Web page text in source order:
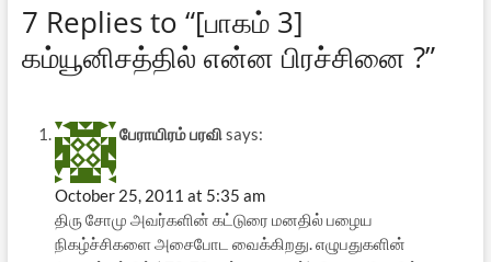
7 Replies to “[பாகம் 3]
கம்யூனிசத்தில் என்ன பிரச்சினை ?”
பேராயிரம் பரவிsays:
October 25, 2011 at 5:35 am
திரு சோமு அவர்களின் கட்டுரை மனதில் பழைய
நிகழ்ச்சிகளை அசைபோட வைக்கிறது. எழுபதுகளின்